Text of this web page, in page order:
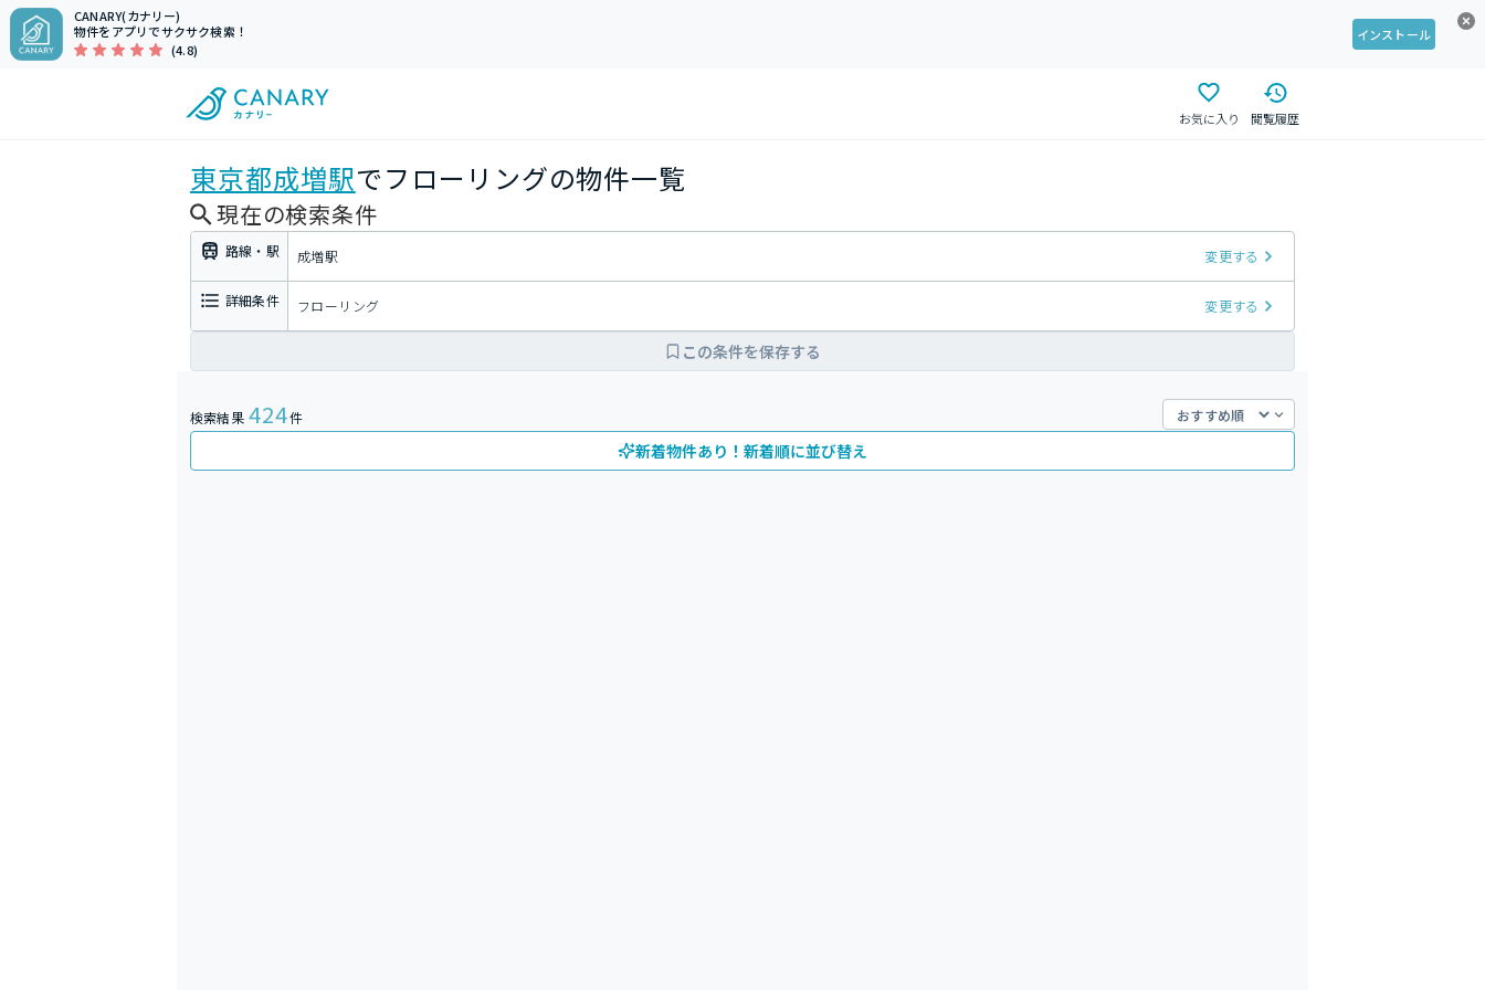
CANARY(カナリー)
物件をアプリでサクサク検索！
(4.8)
インストール
お気に入り 閲覧履歴
東京都成増駅でフローリングの物件一覧
現在の検索条件
路線・駅 成増駅 変更する
詳細条件 フローリング 変更する
この条件を保存する
検索結果 424件
新着物件あり！新着順に並び替え